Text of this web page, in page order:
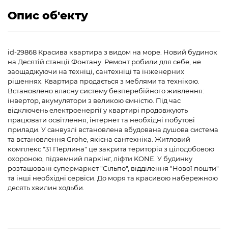
Опис об'екту
id-29868 Красива квартира з видом на море. Новий будинок
на Десятій станції Фонтану. Ремонт робили для себе, не
заощаджуючи на техніці, сантехніці та інженерних
рішеннях. Квартира продається з меблями та технікою.
Встановлено власну систему безперебійного живлення:
інвертор, акумулятори з великою ємністю. Під час
відключень електроенергії у квартирі продовжують
працювати освітлення, інтернет та необхідні побутові
прилади. У санвузлі встановлена вбудована душова система
та встановлення Grohe, якісна сантехніка. Житловий
комплекс "31 Перлина" це закрита територія з цілодобовою
охороною, підземний паркінг, ліфти KONE. У будинку
розташовані супермаркет "Сільпо", відділення "Нової пошти"
та інші необхідні сервіси. До моря та красивою набережною
десять хвилин ходьби.